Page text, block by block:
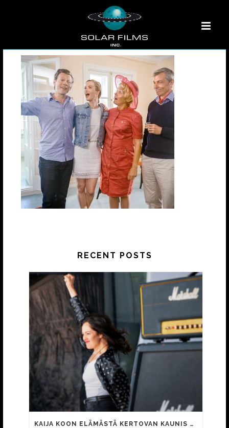
RECENT POSTS
KAIJA KOON ELÄMÄSTÄ KERTOVAN KAUNIS RIETAS ONNELLINEN -ELOKUVAN TRAILER JULKI